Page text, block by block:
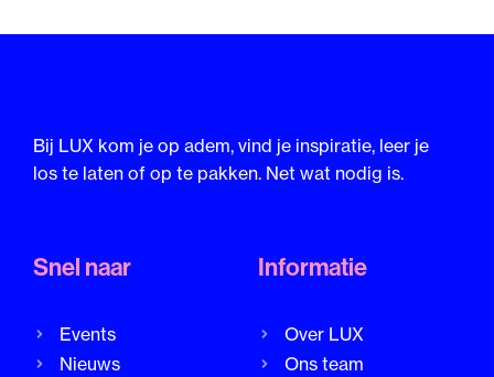
Bij LUX kom je op adem, vind je inspiratie, leer je
los te laten of op te pakken. Net wat nodig is.
Snel naar
Events
Nieuws
Informatie
Over LUX
Ons team